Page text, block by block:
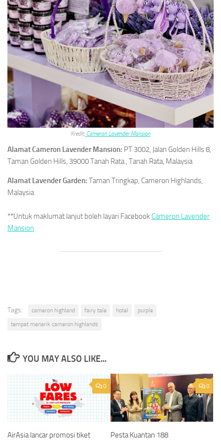
Kredit:Cameron Lavender Mansion
AlamatCameron Lavender Mansion: PT 3002, Jalan Golden Hills 8,
Taman Golden Hills, 39000 Tanah Rata., Tanah Rata, Malaysia
Alamat Lavender Garden: Taman Tringkap, Cameron Highlands,
Malaysia
**Untuk maklumat lanjut boleh layari Facebook Cameron Lavender
Mansion
Tags: cameron highland fairy tale hotel
purple
tempat menarik cameron highlands
YOU MAY ALSO LIKE...
0
AirAsia lancar promosi tiket
0
Pesta Kuantan 188